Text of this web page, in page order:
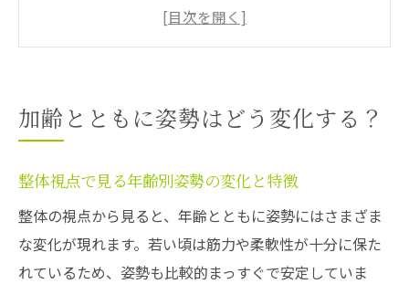
背中や骨盤の変化が起こる年代の目安
整体が注目する自然な姿勢変化の範囲とは
整体で見る年齢別の姿勢変化と悩み
各年代で現れやすい姿勢の歪みと整体の役
年齢別に注意したい肩こりや腰痛の予兆
整体で改善できる加齢による猫背や骨盤後
加齢とともに姿勢はどう変化する？
整体視点で見る年齢別姿勢の変化と特徴
整体の視点から見ると、年齢とともに姿勢にはさまざま
な変化が現れます。若い頃は筋力や柔軟性が十分に保た
れているため、姿勢も比較的まっすぐで安定していま